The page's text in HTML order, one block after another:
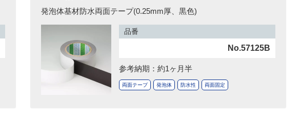
発泡体基材防水両面テープ(0.25mm厚、黒色)
品番
No.57125B
参考納期：約1ヶ月半
両面テープ 発泡体 防水性 両面固定